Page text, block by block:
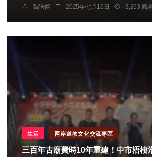
張皓傑 2025年七月16日 3,263 觀
生活 兩岸道教文化交流專區
三百年古廟費時10年重建！中市梧棲